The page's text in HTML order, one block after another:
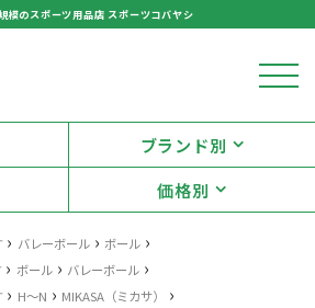
模のスポーツ用品店 スポーツコバヤシ
ブランド別
価格別
› バレーボール› ボール ›
› ボール› バレーボール ›
› H～N › MIKASA（ミカサ） ›